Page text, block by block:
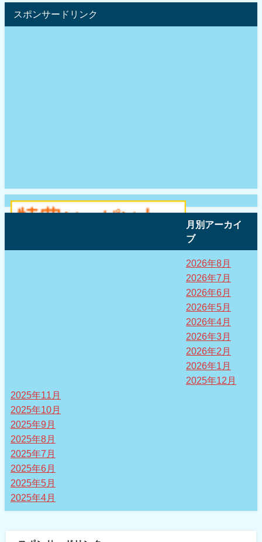
スポンサードリンク
月別アーカイ
ブ
2026年8月
2026年7月
2026年6月
2026年5月
2026年4月
2026年3月
2026年2月
2026年1月
2025年12月
2025年11月
2025年10月
2025年9月
2025年8月
2025年7月
2025年6月
2025年5月
2025年4月